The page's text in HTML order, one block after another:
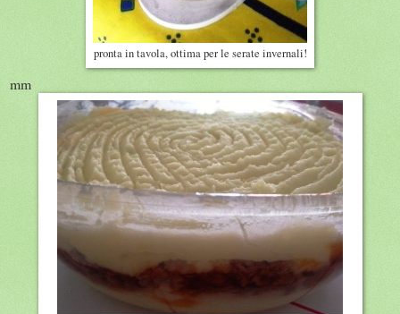
pronta in tavola, ottima per le serate invernali!
mm